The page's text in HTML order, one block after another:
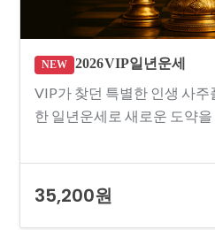
NEW 2026 VIP 일년운세
VIP가 찾던 특별한 인생 사주
한 일년운세로 새로운 도약
35,200원